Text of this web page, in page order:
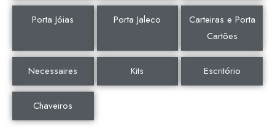
Porta Jóias Porta Jaleco
Carteiras e Porta
Cartões
Necessaires Kits Escritório
Chaveiros